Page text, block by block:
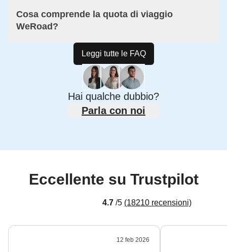
Cosa comprende la quota di viaggio
WeRoad?
Leggi tutte le FAQ
Hai qualche dubbio?
Parla con noi
Eccellente su Trustpilot
4.7 /5 (18210 recensioni)
12 feb 2026